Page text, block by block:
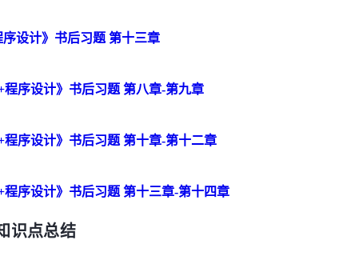
设计》书后习题 第十三章
程序设计》书后习题 第八章-第九章
程序设计》书后习题 第十章-第十二章
程序设计》书后习题 第十三章-第十四章
识点总结